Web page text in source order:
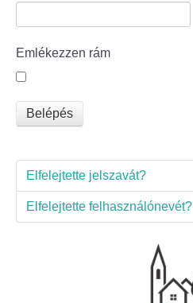
Mi újság Bölcskén?
Értéktár bizottság
Látnivalók
Szállások
Református Egyház
Emlékezzen rám
Belépés
Elfelejtette jelszavát?
Elfelejtette felhasználónevét?